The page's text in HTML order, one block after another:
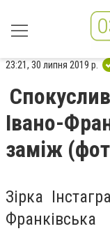
23:21, 30 липня 2019 р.
Івано-
заміж
Зірка